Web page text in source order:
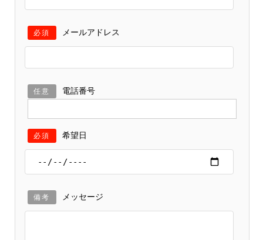
必須 メールアドレス
任意 電話番号
必須 希望日
備考 メッセージ